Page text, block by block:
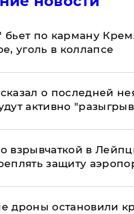
по карману
уголь в коллапсе
о последней
активно
взрывчаткой в
защиту
дроны остановили